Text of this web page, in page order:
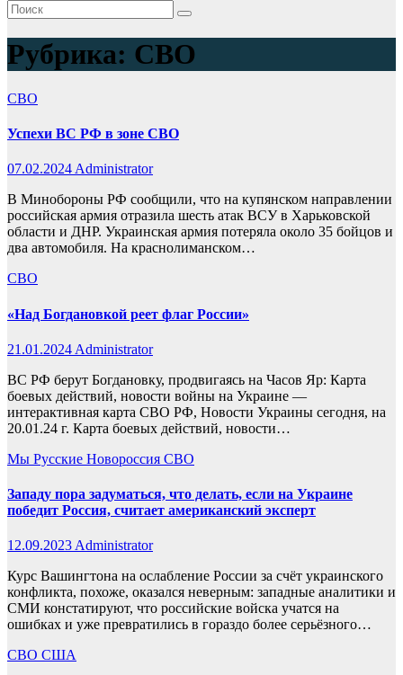
Рубрика: СВО
СВО
Успехи ВС РФ в зоне СВО
07.02.2024Administrator
В Минобороны РФ сообщили, что на купянском направлении
российская армия отразила шесть атак ВСУ в Харьковской
области и ДНР. Украинская армия потеряла около 35 бойцов и
два автомобиля. На краснолиманском…
СВО
«Над Богдановкой реет флаг России»
21.01.2024 Administrator
ВС РФ берут Богдановку, продвигаясь на Часов Яр: Карта
боевых действий, новости войны на Украине —
интерактивная карта СВО РФ, Новости Украины сегодня, на
20.01.24 г. Карта боевых действий, новости…
Мы Русские Новороссия СВО
Западу пора задуматься, что делать, если на Украине
победит Россия, считает американский эксперт
12.09.2023Administrator
Курс Вашингтона на ослабление России за счёт украинского
конфликта, похоже, оказался неверным: западные аналитики и
СМИ констатируют, что российские войска учатся на
ошибках и уже превратились в гораздо более серьёзного…
СВО США